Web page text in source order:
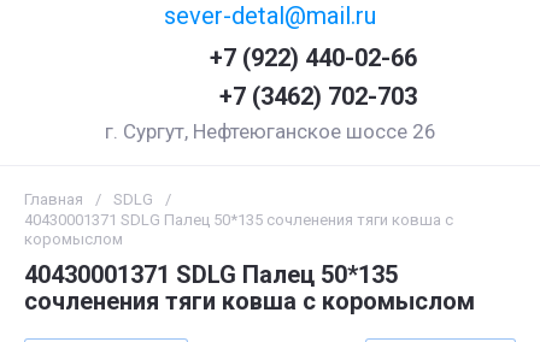
sever-detal@mail.ru
+7 (922) 440-02-66
+7 (3462) 702-703
г. Сургут, Нефтеюганское шоссе 26
Главная / SDLG
/
40430001371 SDLG Палец 50*135 сочленения тяги ковша с
коромыслом
40430001371 SDLG Палец 50*135
сочленения тяги ковша с коромыслом